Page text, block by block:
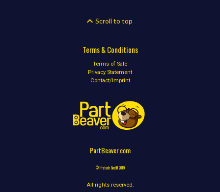
Scroll to top
Terms & Conditions
Terms of Sale
Privacy Statement
Contact/Imprint
PartBeaver.com
© Ifratech GmbH 2019
All rights reserved.